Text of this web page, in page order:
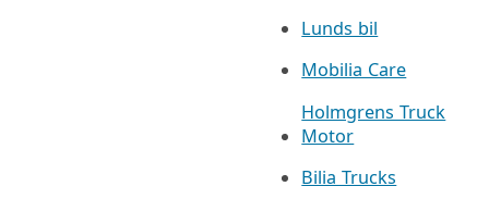
Lunds bil
Mobilia Care
Holmgrens Truck
Motor
Bilia Trucks